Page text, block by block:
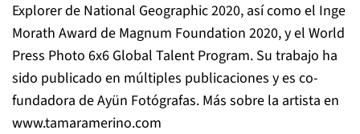
Explorer de National Geographic 2020, así como el Inge
Morath Award de Magnum Foundation 2020, y el World
Press Photo 6x6 Global Talent Program. Su trabajo ha
sido publicado en múltiples publicaciones y es co-
fundadora de Ayün Fotógrafas. Más sobre la artista en
www.tamaramerino.com